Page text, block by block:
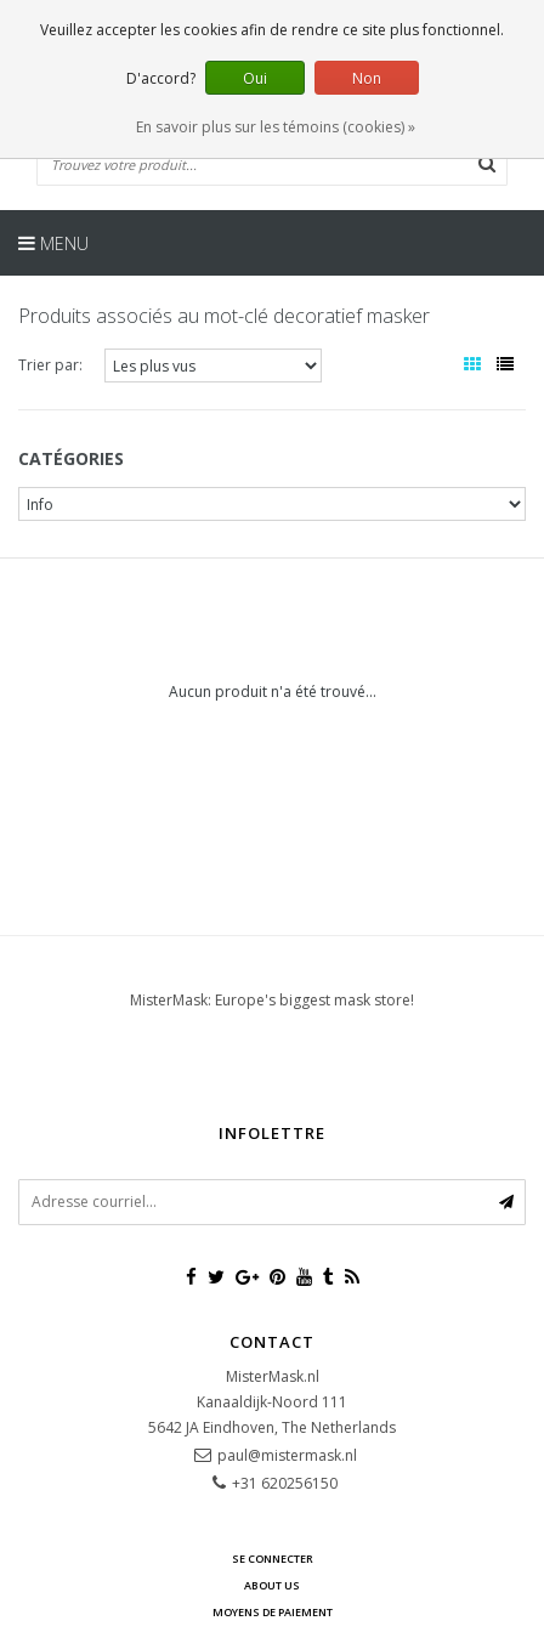
0 Articles
FR
MENU
Produits associés au mot-clé decoratief masker
Trier par:
CATÉGORIES
Aucun produit n'a été trouvé...
MisterMask: Europe's biggest mask store!
INFOLETTRE
CONTACT
MisterMask.nl
Kanaaldijk-Noord 111
5642 JA Eindhoven, The Netherlands
paul@mistermask.nl
+31 620256150
SE CONNECTER
ABOUT US
MOYENS DE PAIEMENT
Veuillez accepter les cookies afin de rendre ce site plus fonctionnel.
D'accord? Oui Non
En savoir plus sur les témoins (cookies) »